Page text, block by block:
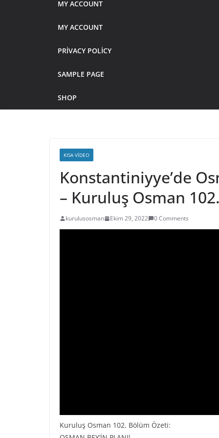
MY ACCOUNT
MY ACCOUNT
PRIVACY POLICY
SAMPLE PAGE
SHOP
KISA VIDEO
Konstantiniyye’de
– Kuruluş Osman
kurulusosman Ekim 29, 2022 0 Comments
Kuruluş Osman 102. Bölüm Özeti: